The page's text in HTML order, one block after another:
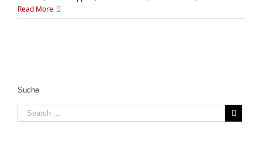
Read More
Suche